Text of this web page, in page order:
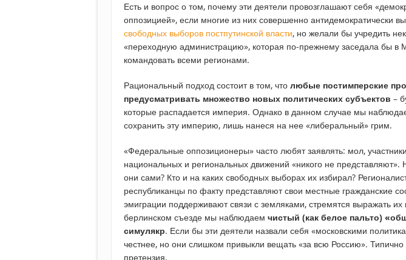
Есть и вопрос о том, почему эти деятели провозглашают себя
оппозицией», если многие из них совершенно антидемократически
свободных выборов постпутинской власти, но желали бы учредить
«переходную администрацию», которая по-прежнему заседала бы в
командовать всеми регионами.
Рациональный подход состоит в том, что любые постимперские
предусматривать множество новых политических субъектов –
которые распадается империя. Однако в данном случае мы
сохранить эту империю, лишь нанеся на нее «либеральный» грим.
«Федеральные оппозиционеры» часто любят заявлять: мол,
национальных и региональных движений «никого не представляют».
они сами? Кто и на каких свободных выборах их избирал?
республиканцы по факту представляют свои местные гражданские
эмиграции поддерживают связи с земляками, стремятся выражать
берлинском съезде мы наблюдаем чистый (как белое пальто)
симулякр. Если бы эти деятели назвали себя «московскими
честнее, но они слишком привыкли вещать «за всю Россию». Типично
претензия.